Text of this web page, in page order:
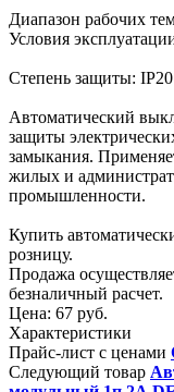
Диапазон рабочих
Условия
Степень защиты: IP20
Автоматический
защиты
замыкания.
жилых и
промышленности.
Купить
розницу.
Продажа
безналичный расчет.
Цена: 67 руб.
Характеристики
Прайс-лист с ценами
Следующий товар